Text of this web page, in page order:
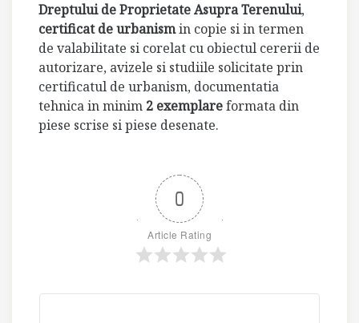
Dreptului de Proprietate Asupra Terenului,
certificat de urbanismin copie si in termen
de valabilitate si corelat cu obiectul cererii de
autorizare, avizele si studiile solicitate prin
certificatul de urbanism, documentatia
tehnica in minim 2 exemplareformata din
piese scrise si piese desenate.
0
Article Rating